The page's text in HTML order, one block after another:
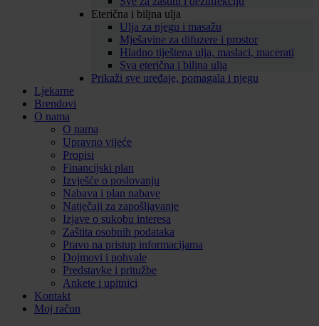
Eterična i biljna ulja
Ulja za njegu i masažu
Mješavine za difuzere i prostor
Hladno tiještena ulja, maslaci, macerati
Sva eterična i biljna ulja
Prikaži sve uređaje, pomagala i njegu
Ljekarne
Brendovi
O nama
O nama
Upravno vijeće
Propisi
Financijski plan
Izvješće o poslovanju
Nabava i plan nabave
Natječaji za zapošljavanje
Izjave o sukobu interesa
Zaštita osobnih podataka
Pravo na pristup informacijama
Dojmovi i pohvale
Predstavke i pritužbe
Ankete i upitnici
Kontakt
Moj račun